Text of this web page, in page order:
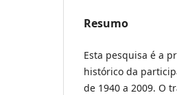
Resumo
Esta pesquisa é a
histórico da
de 1940 a 2009. O